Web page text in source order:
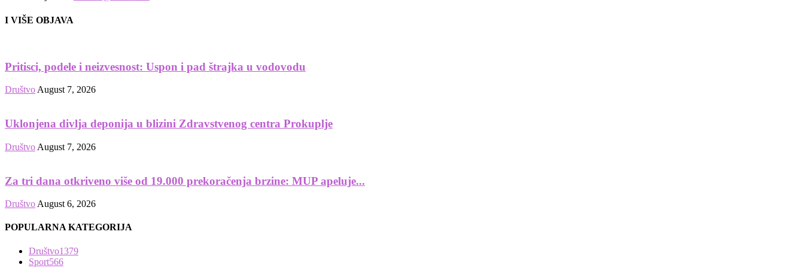
I VIŠE OBJAVA
Pritisci, podele i neizvesnost: Uspon i pad štrajka u vodovodu
Društvo August 7, 2026
Uklonjena divlja deponija u blizini Zdravstvenog centra Prokuplje
Društvo August 7, 2026
Za tri dana otkriveno više od 19.000 prekoračenja brzine: MUP apeluje...
Društvo August 6, 2026
POPULARNA KATEGORIJA
Društvo1379
Sport566